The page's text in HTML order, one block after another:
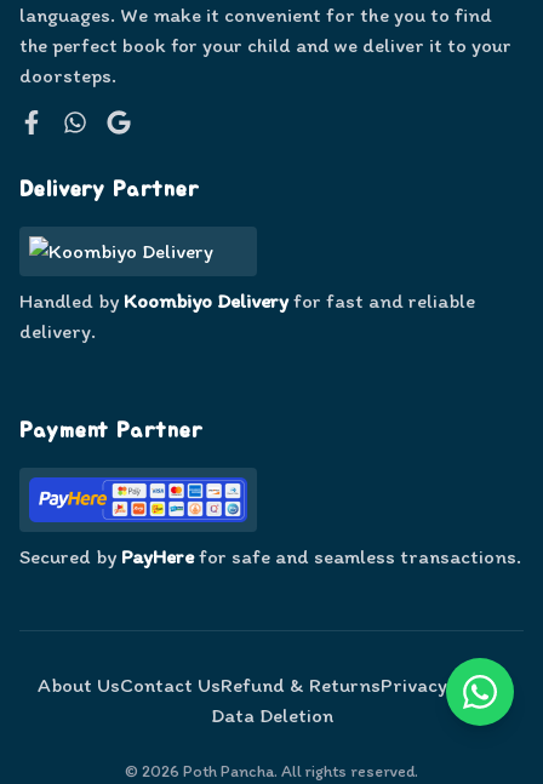
languages. We make it convenient for the you to find
the perfect book for your child and we deliver it to your
doorsteps.
Delivery Partner
Handled by Koombiyo Deliveryfor fast and reliable
delivery.
Payment Partner
Secured by PayHerefor safe and seamless transactions.
About UsContact UsRefund & ReturnsPrivacy Policy
Data Deletion
© 2026 Poth Pancha. All rights reserved.